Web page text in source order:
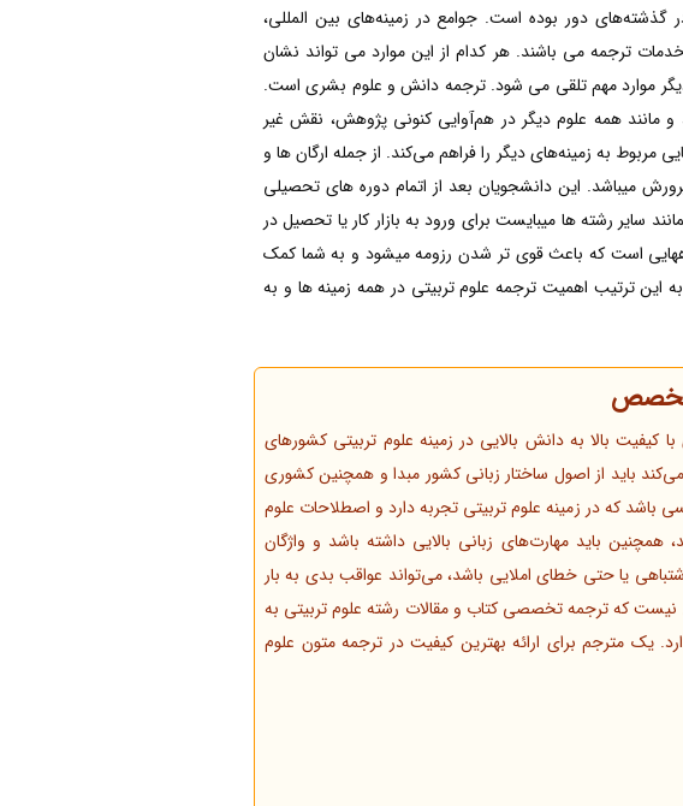
دور بوده است. جوامع در زمینه‌های بین المللی،
خدمات ترجمه می باشند. هر کدام از این موارد می تواند نشان
موارد مهم تلقی می شود. ترجمه دانش و علوم بشری است.
مانند همه علوم دیگر در هم‌آوایی کنونی پژوهش، نقش غیر
مربوط به زمینه‌های دیگر را فراهم می‌کند. از جمله ارگان ها و
میباشد. این دانشجویان بعد از اتمام دوره های تحصیلی
سایر رشته ها میبایست برای ورود به بازار کار یا تحصیل در
راههایی است که باعث قوی تر شدن رزومه میشود و به شما کمک
این ترتیب اهمیت ترجمه علوم تربیتی در همه زمینه ها و به
کیفیت بالا به دانش بالایی در زمینه علوم تربیتی کشورهای
باید از اصول ساختار زبانی کشور مبدا و همچنین کشوری
باشد که در زمینه‌ علوم تربیتی تجربه دارد و اصطلاحات علوم
باید مهارت‌های زبانی بالایی داشته باشد و واژگان
یا حتی خطای املایی باشد، می‌تواند عواقب بدی به بار
نیست که ترجمه تخصصی کتاب و مقالات رشته علوم تربیتی به
یک مترجم برای ارائه بهترین کیفیت در ترجمه متون علوم